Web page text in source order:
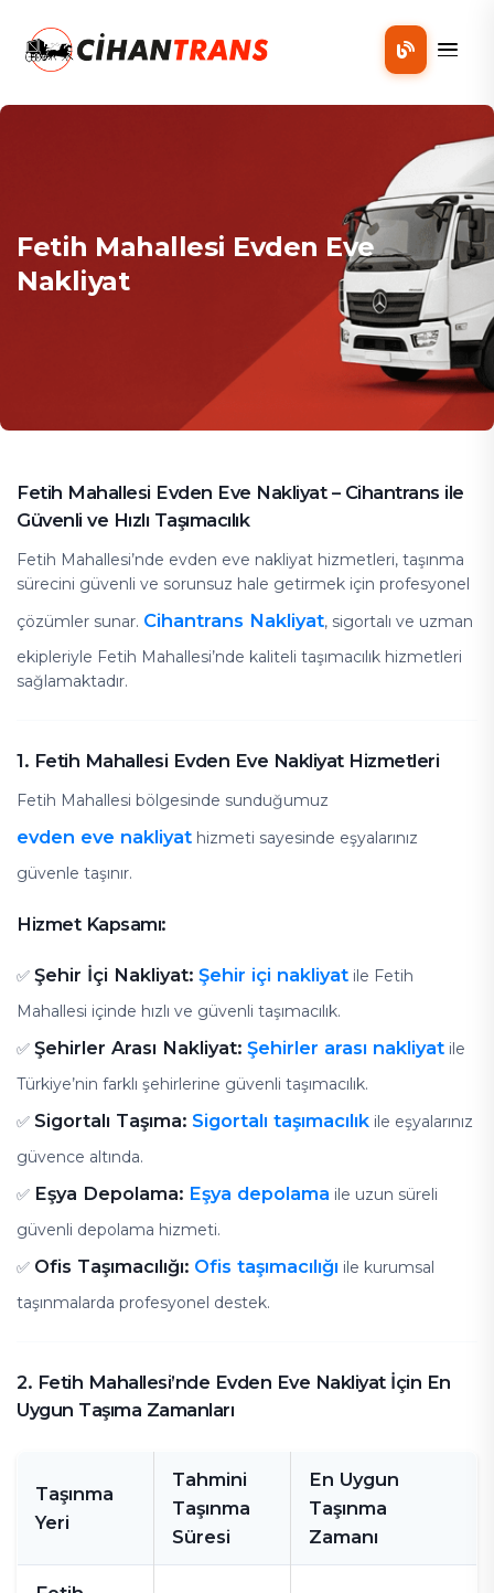
Mobil
Fetih Mahallesi Evden Eve
Nakliyat
Fetih Mahallesi Evden Eve Nakliyat – Cihantrans ile
Güvenli ve Hızlı Taşımacılık
Fetih Mahallesi’nde evden eve nakliyat hizmetleri, taşınma
sürecini güvenli ve sorunsuz hale getirmek için profesyonel
çözümler sunar. Cihantrans Nakliyat, sigortalı ve uzman
ekipleriyle Fetih Mahallesi’nde kaliteli taşımacılık hizmetleri
sağlamaktadır.
1. Fetih Mahallesi Evden Eve Nakliyat Hizmetleri
Fetih Mahallesi bölgesinde sunduğumuz
evden eve nakliyat hizmeti sayesinde eşyalarınız
güvenle taşınır.
Hizmet Kapsamı:
✅ Şehir İçi Nakliyat: Şehir içi nakliyat ile Fetih
Mahallesi içinde hızlı ve güvenli taşımacılık.
✅ Şehirler Arası Nakliyat: Şehirler arası nakliyat ile
Türkiye’nin farklı şehirlerine güvenli taşımacılık.
✅ Sigortalı Taşıma: Sigortalı taşımacılık ile eşyalarınız
güvence altında.
✅ Eşya Depolama: Eşya depolama ile uzun süreli
güvenli depolama hizmeti.
✅ Ofis Taşımacılığı: Ofis taşımacılığı ile kurumsal
taşınmalarda profesyonel destek.
2. Fetih Mahallesi’nde Evden Eve Nakliyat İçin En
Uygun Taşıma Zamanları
Taşınma
Yeri
Tahmini
Taşınma
Süresi
En Uygun
Taşınma
Zamanı